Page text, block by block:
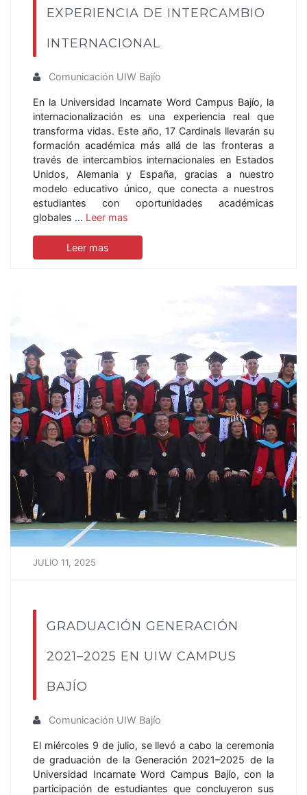
EXPERIENCIA DE INTERCAMBIO
INTERNACIONAL
Comunicación UIW Bajío
En la Universidad Incarnate Word Campus Bajío, la
internacionalización es una experiencia real que
transforma vidas. Este año, 17 Cardinals llevarán su
formación académica más allá de las fronteras a
través de intercambios internacionales en Estados
Unidos, Alemania y España, gracias a nuestro
modelo educativo único, que conecta a nuestros
estudiantes con oportunidades académicas
globales … Leer mas
Leer mas
JULIO 11, 2025
GRADUACIÓN GENERACIÓN
2021–2025 EN UIW CAMPUS
BAJÍO
Comunicación UIW Bajío
El miércoles 9 de julio, se llevó a cabo la ceremonia
de graduación de la Generación 2021–2025 de la
Universidad Incarnate Word Campus Bajío, con la
participación de estudiantes que concluyeron sus